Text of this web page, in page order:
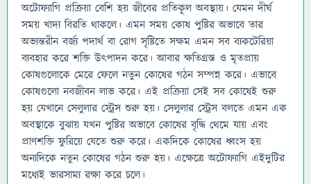
অটোফ্যাগি প্রক্রিয়া বেশি হয় জীবের প্রতিকূল অবস্থায়। যেমন দীর্ঘ
সময় খাদ্য বিরতি থাকলে। এমন সময় কোষ পুষ্টির অভাবে তার
অভ্যন্তরীন বর্জ্য পদার্থ বা রোগ সৃষ্টিতে সক্ষম এমন সব ব্যকটেরিয়া
ব্যবহার করে শক্তি উৎপাদন করে। আবার ক্ষতিগ্রস্ত ও মৃতপ্রায়
কোষগুলোকে মেরে ফেলে নতুন কোষের গঠন সম্পন্ন করে। এভাবে
কোষগুলো নবজীবন লাভ করে। এই প্রক্রিয়া সেই সব কোষেই শুরু
হয় যেখানে সেলুলার স্ট্রেস শুরু হয়। সেলুলার স্ট্রেস বলতে এমন এক
অবস্থাকে বুঝায় যখন পুষ্টির অভাবে কোষের বৃদ্ধি থেমে যায় এবং
প্রাণশক্তি ফুরিয়ে যেতে শুরু করে। একদিকে কোষের ধ্বংস হয়
অন্যদিকে নতুন কোষের গঠন শুরু হয়। এক্ষেত্রে অটোফ্যাগি এইদুটির
মধ্যেই ভারসাম্য রক্ষা করে চলে।